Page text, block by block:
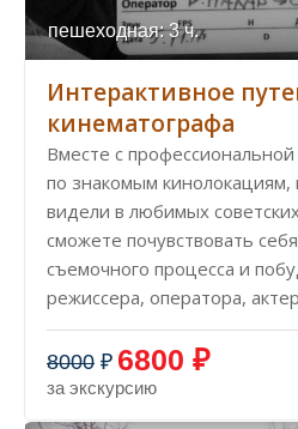
пешеходная: 3 ч.
Интерактивное
кинематографа
Вместе с
по знакомым кинолокациям,
видели в любимых
сможете почувствовать
съемочного процесса и
режиссера, оператора,
8000 ₽ 6800 ₽
за экскурсию